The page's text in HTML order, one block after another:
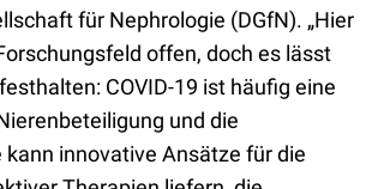
für Nephrologie (DGfN). „Hier
offen, doch es lässt
COVID-19 ist häufig eine
und die
kann innovative Ansätze für die